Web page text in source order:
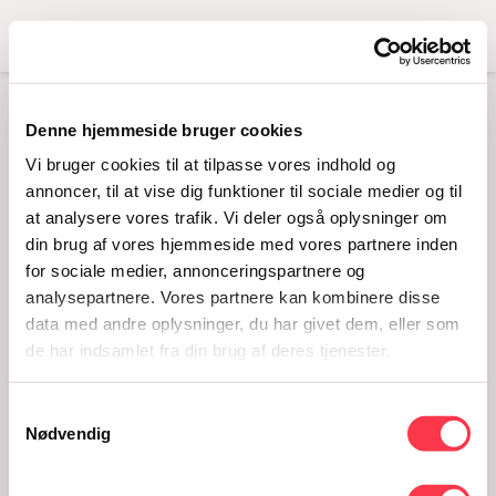
Denne hjemmeside bruger cookies
Vi bruger cookies til at tilpasse vores indhold og
annoncer, til at vise dig funktioner til sociale medier og til
at analysere vores trafik. Vi deler også oplysninger om
din brug af vores hjemmeside med vores partnere inden
for sociale medier, annonceringspartnere og
analysepartnere. Vores partnere kan kombinere disse
data med andre oplysninger, du har givet dem, eller som
de har indsamlet fra din brug af deres tjenester.
Nødvendig
Menu
MENU
I vores hyggelige og stemningsfulde café
kan du bl.a. nyde snacks, en let grøn frokost,
eftermiddagskage og kaffe samt et udvalg
af både kolde og varme drikkevarer.
Vores menu er vegetarisk, og vi har fokus på
at bruge lokale, økologiske og